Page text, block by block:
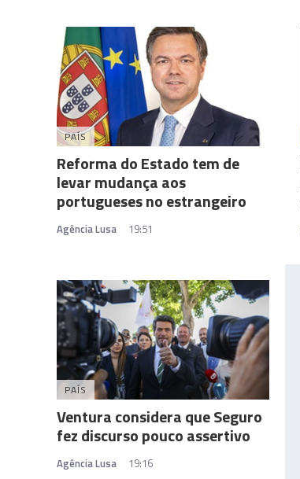
PAÍS
Reforma do Estado tem de
levar mudança aos
portugueses no estrangeiro
Agência Lusa 19:51
PAÍS
Ventura considera que Seguro
fez discurso pouco assertivo
Agência Lusa 19:16